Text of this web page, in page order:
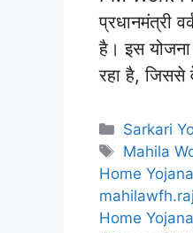
प्रधानमंत्री
है। इस योजना
रहा है, जिससे
Sarkari
Tags
Mahila
Home
Home Yojana